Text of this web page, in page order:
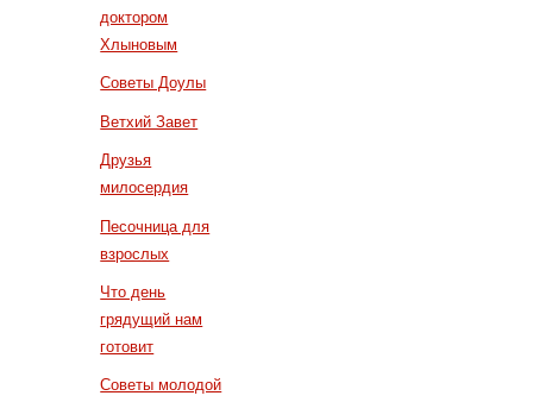
доктором
Хлыновым
Советы Доулы
Ветхий Завет
Друзья
милосердия
Песочница для
взрослых
Что день
грядущий нам
готовит
Советы молодой